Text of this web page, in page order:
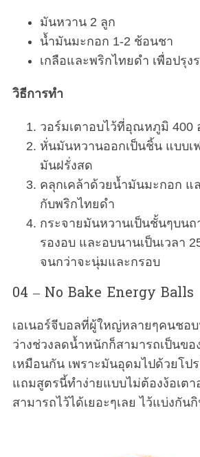
มันหวาน 2 ลูก
น้ำมันมะกอก 1-2 ช้อนชา
เกลือและพริกไทยดำ เพื่อปรุง
วิธีการทำ
วอร์มเตาอบไว้ที่อุณหภูมิ 400
หั่นมันหวานออกเป็นชิ้น แบบเ
มันฝรั่งสด
คลุกเคล้าด้วยน้ำมันมะกอก แ
กับพริกไทยดำ
กระจายมันหวานเป็นชั้นๆบน
รองอบ และอบนานเป็นเวลา
จนกว่าจะนุ่มและกรอบ
04 – No Bake Energy Balls
เอเนอร์จีบอลที่ผู้ใหญ่หลายๆคนชอ
ว่างช่วงลดน้ำหนักก็สามารถเป็นขอ
เหมือนกัน เพราะมันอุดมไปด้วยโป
แถมสูตรนี้ทำง่ายแบบไม่ต้องง้อเต
สามารถไว้ได้เยอะๆเลย ไว้แบ่งกัน